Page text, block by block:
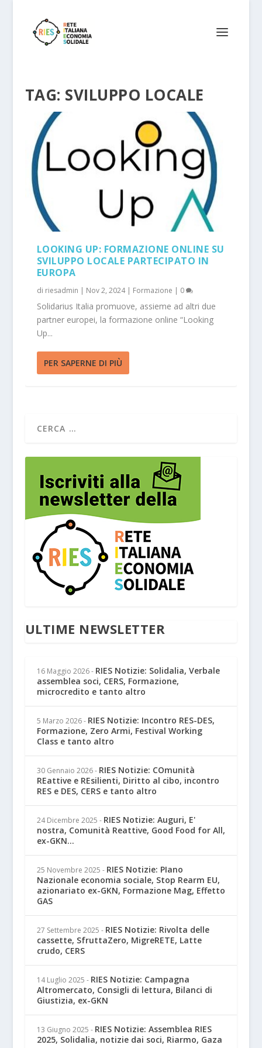
TAG: SVILUPPO LOCALE
LOOKING UP: FORMAZIONE ONLINE SU
SVILUPPO LOCALE PARTECIPATO IN
EUROPA
di riesadmin | Nov 2, 2024| Formazione | 0
Solidarius Italia promuove, assieme ad altri due
partner europei, la formazione online “Looking
Up...
PER SAPERNE DI PIÙ
ULTIME NEWSLETTER
16 Maggio 2026 - RIES Notizie: Solidalia, Verbale
assemblea soci, CERS, Formazione,
microcredito e tanto altro
5 Marzo 2026 - RIES Notizie: Incontro RES-DES,
Formazione, Zero Armi, Festival Working
Class e tanto altro
30 Gennaio 2026 - RIES Notizie: COmunità
REattive e REsilienti, Diritto al cibo, incontro
RES e DES, CERS e tanto altro
24 Dicembre 2025 - RIES Notizie: Auguri, E'
nostra, Comunità Reattive, Good Food for All,
ex-GKN...
25 Novembre 2025 - RIES Notizie: PIano
Nazionale economia sociale, Stop Rearm EU,
azionariato ex-GKN, Formazione Mag, Effetto
GAS
27 Settembre 2025 - RIES Notizie: Rivolta delle
cassette, SfruttaZero, MigreRETE, Latte
crudo, CERS
14 Luglio 2025 - RIES Notizie: Campagna
Altromercato, Consigli di lettura, Bilanci di
Giustizia, ex-GKN
13 Giugno 2025 - RIES Notizie: Assemblea RIES
2025, Solidalia, notizie dai soci, Riarmo, Gaza